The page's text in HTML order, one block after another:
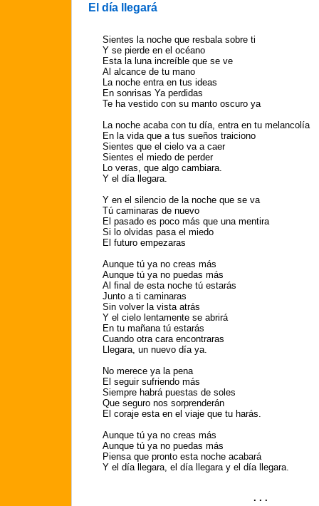
El día llegará
Sientes la noche que resbala sobre ti
Y se pierde en el océano
Esta la luna increíble que se ve
Al alcance de tu mano
La noche entra en tus ideas
En sonrisas Ya perdidas
Te ha vestido con su manto oscuro ya
La noche acaba con tu día, entra en tu melancolía
En la vida que a tus sueños traiciono
Sientes que el cielo va a caer
Sientes el miedo de perder
Lo veras, que algo cambiara.
Y el día llegara.
Y en el silencio de la noche que se va
Tú caminaras de nuevo
El pasado es poco más que una mentira
Si lo olvidas pasa el miedo
El futuro empezaras
Aunque tú ya no creas más
Aunque tú ya no puedas más
Al final de esta noche tú estarás
Junto a ti caminaras
Sin volver la vista atrás
Y el cielo lentamente se abrirá
En tu mañana tú estarás
Cuando otra cara encontraras
Llegara, un nuevo día ya.
No merece ya la pena
El seguir sufriendo más
Siempre habrá puestas de soles
Que seguro nos sorprenderán
El coraje esta en el viaje que tu harás.
Aunque tú ya no creas más
Aunque tú ya no puedas más
Piensa que pronto esta noche acabará
Y el día llegara, el día llegara y el día llegara.
. . .